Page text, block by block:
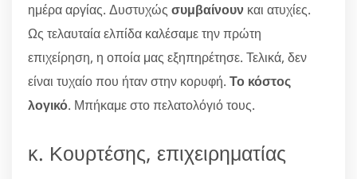
ημέρα αργίας. Δυστυχώς συμβαίνουν και ατυχίες.
Ως τελαυταία ελπίδα καλέσαμε την πρώτη
επιχείρηση, η οποία μας εξηπηρέτησε. Τελικά, δεν
είναι τυχαίο που ήταν στην κορυφή. Το κόστος
λογικό. Μπήκαμε στο πελατολόγιό τους.
κ. Κουρτέσης, επιχειρηματίας